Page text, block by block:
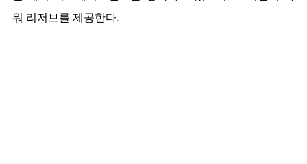
워 리저브를 제공한다.